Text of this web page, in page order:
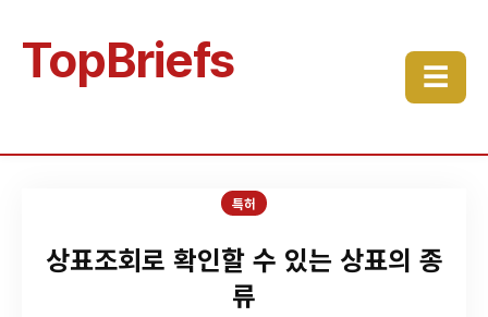
TopBriefs ☰
특허
상표조회로 확인할 수 있는 상표의 종
류